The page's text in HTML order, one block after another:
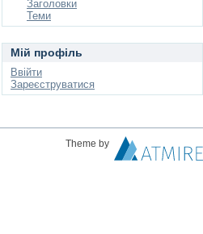
Заголовки
Теми
Мій профіль
Ввійти
Зареєструватися
Theme by